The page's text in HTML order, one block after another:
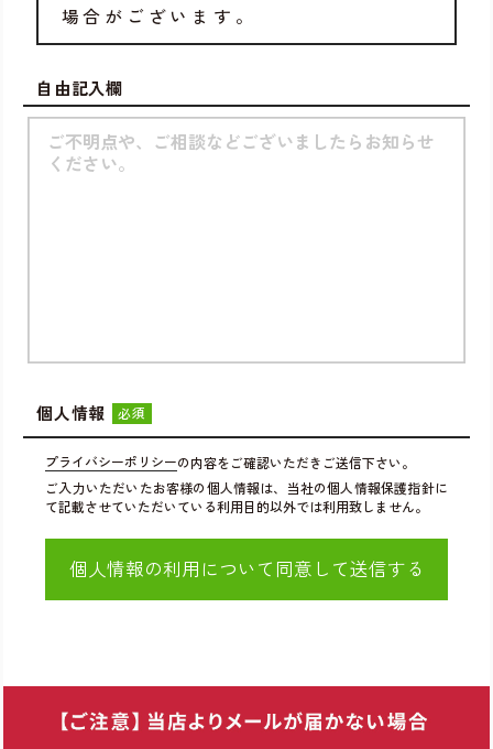
場合がございます。
自由記入欄
個人情報 必須
プライバシーポリシーの内容をご確認いただきご送信下さい。
ご入力いただいたお客様の個人情報は、当社の個人情報保護指針に
て記載させていただいている利用目的以外では利用致しません。